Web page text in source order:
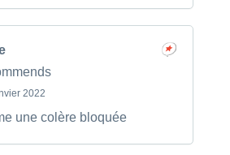
2022
une colère bloquée